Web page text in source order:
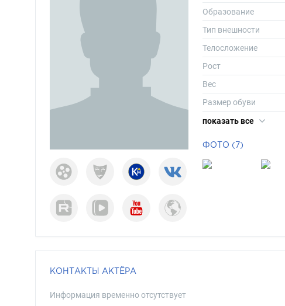
Образование
Тип внешности
Телосложение
Рост
Вес
Размер обуви
Длина волос
показать все
ФОТО (7)
КОНТАКТЫ АКТЁРА
Информация временно отсутствует